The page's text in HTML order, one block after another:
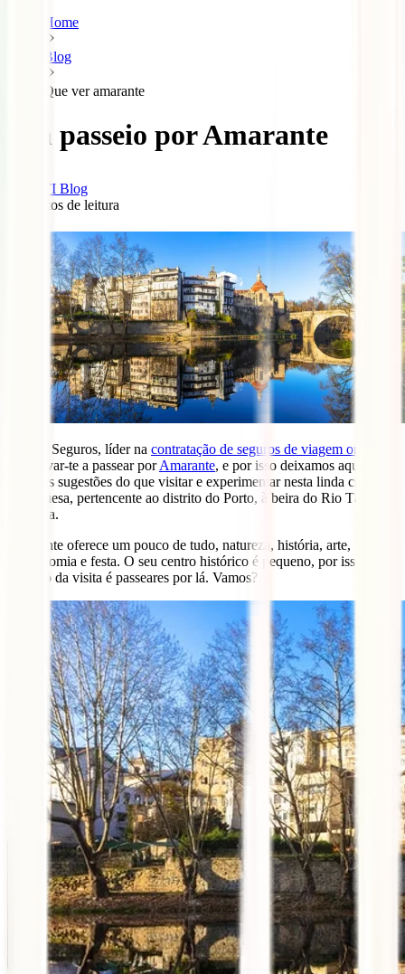
Home
Blog
Que ver amarante
Um passeio por Amarante
IATI Blog
minutos de leitura
A IATI Seguros, líder na contratação de seguros de viagem online
quer levar-te a passear porAmarante, e por isso deixamos aqui
algumas sugestões do que visitar e experimentar nesta linda cidade
portuguesa, pertencente ao distrito do Porto, à beira do Rio Tâmega
plantada.
Amarante oferece um pouco de tudo, natureza, história, arte,
gastronomia e festa. O seu centro histórico é pequeno, por isso o
segredo da visita é passeares por lá. Vamos?